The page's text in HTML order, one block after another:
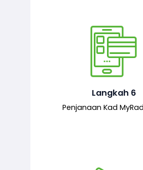
Langkah 6
Penjanaan Kad
Setelah permohonan
MyRadha’ah akan